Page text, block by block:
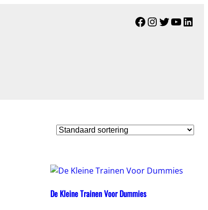
Facebook
Instagram
Twitter
De Kleine Trainen Voor Dummies